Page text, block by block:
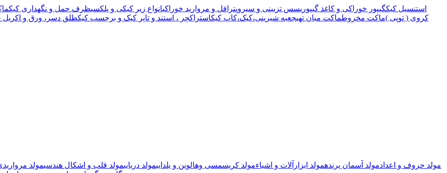
استنسیل کیکگیپور خوراکی و کاغذ گیپوریسس تزیینی و سیروپترافل و مروارید خوراکیانواع زیر کیکی و پلکسیظرف حمل و نگهداری کیک
کروی ( توپی )ماکت مخروطماکت میان تهیجعبه شیرینی،کیک،کاپ کیکاستراکچر ، استند و تاپر کیک و برچسب کیکطلق دسر، ورق و اکریل
مولد حروف و اعدادمولد آسمان پرندهمولد ابزارآلات و اشیاءمولد کریسمسی وهالوین و یلداییمولد دریاییمولد قلب و اشکال هندسیمولد